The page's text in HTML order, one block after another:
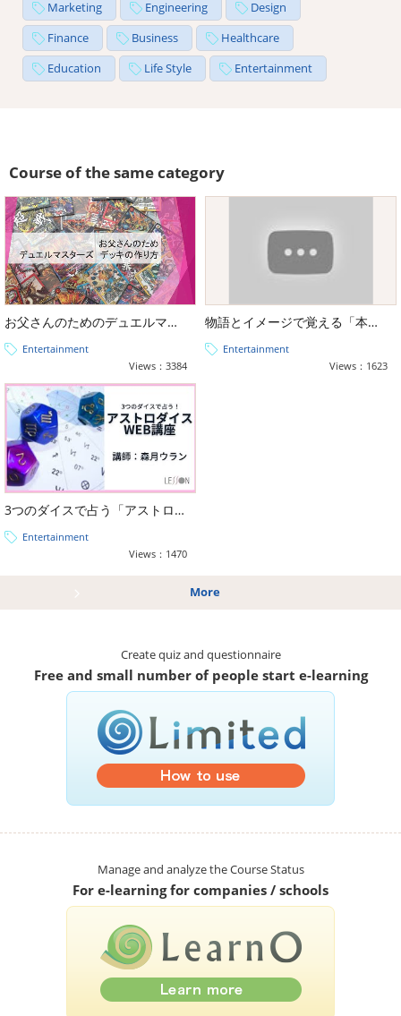
Marketing Engineering
Design
Finance
Business
Healthcare
Education
Life Style Entertainment
Course of the same category
お父さんのためのデュエルマスターズ、デッキの作り方
Entertainment
Views：3384
物語とイメージで覚える「本格タロット占い講座（大アルカナ・小アルカナ）」
Entertainment
Views：1623
3つのダイスで占う「アストロダイス占い講座」
Entertainment
Views：1470
More
Create quiz and questionnaire
Free and small number of people start e-learning
Manage and analyze the Course Status
For e-learning for companies / schools